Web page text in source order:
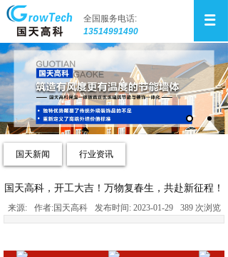
全国服务电话:
13514991490
行业资讯
国天新闻
国天高科，开工大吉！万物复春生，共赴新征程！
来源: 作者:国天高科 发布时间: 2023-01-29 389 次浏览